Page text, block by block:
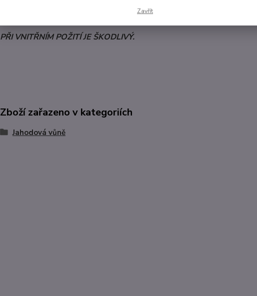
NENÍ URČEN KE KONZUMACI. UMÍSTĚTE JEJ Z DOSAHU DĚTÍ A
PŘI VNITŘNÍM POŽITÍ JE ŠKODLIVÝ.
Zboží zařazeno v kategoriích
Jahodová vůně
Zavřít